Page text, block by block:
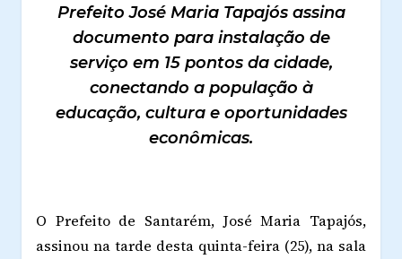
Prefeito José Maria Tapajós assina
documento para instalação de
serviço em 15 pontos da cidade,
conectando a população à
educação, cultura e oportunidades
econômicas.
O Prefeito de Santarém, José Maria Tapajós,
assinou na tarde desta quinta-feira (25), na sala